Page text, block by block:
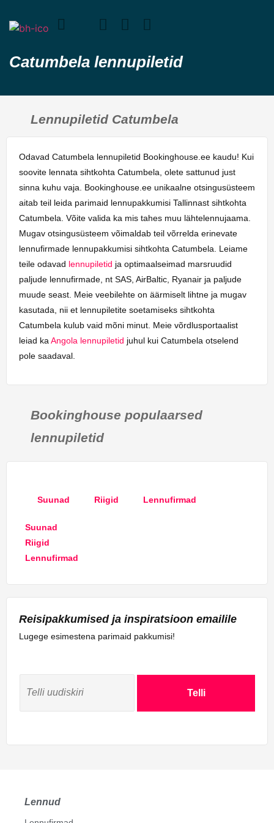
Catumbela lennupiletid
Lennupiletid Catumbela
Odavad Catumbela lennupiletid Bookinghouse.ee kaudu! Kui
soovite lennata sihtkohta Catumbela, olete sattunud just
sinna kuhu vaja. Bookinghouse.ee unikaalne otsingusüsteem
aitab teil leida parimaid lennupakkumisi Tallinnast sihtkohta
Catumbela. Võite valida ka mis tahes muu lähtelennujaama.
Mugav otsingusüsteem võimaldab teil võrrelda erinevate
lennufirmade lennupakkumisi sihtkohta Catumbela. Leiame
teile odavad lennupiletid ja optimaalseimad marsruudid
paljude lennufirmade, nt SAS, AirBaltic, Ryanair ja paljude
muude seast. Meie veebilehte on äärmiselt lihtne ja mugav
kasutada, nii et lennupiletite soetamiseks sihtkohta
Catumbela kulub vaid mõni minut. Meie võrdlusportaalist
leiad ka Angola lennupiletid juhul kui Catumbela otselend
pole saadaval.
Bookinghouse populaarsed
lennupiletid
Suunad Riigid Lennufirmad
Suunad
Riigid
Lennufirmad
Reisipakkumised ja inspiratsioon emailile
Lugege esimestena parimaid pakkumisi!
Telli
Lennud